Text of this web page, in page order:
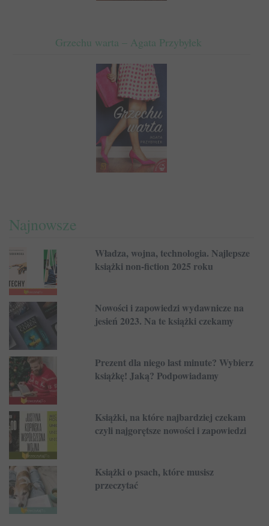
Grzechu warta – Agata Przybyłek
Najnowsze
Władza, wojna, technologia. Najlepsze
książki non-fiction 2025 roku
Nowości i zapowiedzi wydawnicze na
jesień 2023. Na te książki czekamy
Prezent dla niego last minute? Wybierz
książkę! Jaką? Podpowiadamy
Książki, na które najbardziej czekam
czyli najgorętsze nowości i zapowiedzi
Książki o psach, które musisz
przeczytać